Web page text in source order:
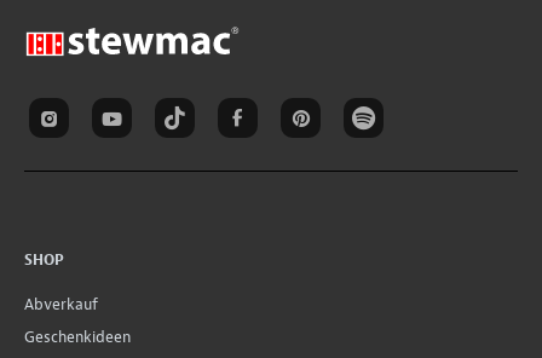
SHOP
Abverkauf
Geschenkideen